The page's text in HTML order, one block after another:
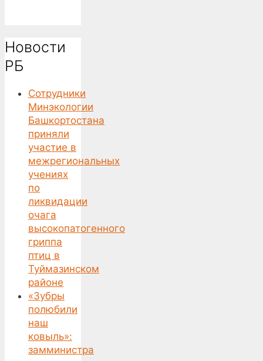
Новости
РБ
Сотрудники
Минэкологии
Башкортостана
приняли
участие в
межрегиональных
учениях
по
ликвидации
очага
высокопатогенного
гриппа
птиц в
Туймазинском
районе
«Зубры
полюбили
наш
ковыль»:
замминистра